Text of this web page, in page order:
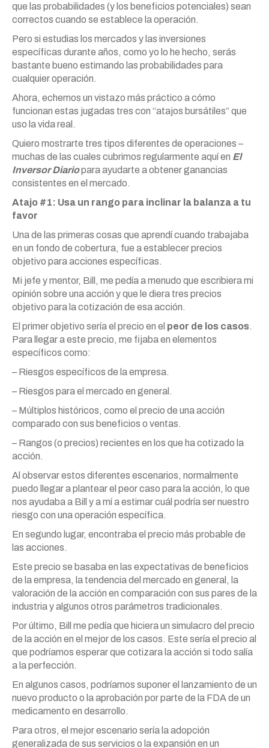
que las probabilidades (y los beneficios potenciales) sean
correctos cuando se establece la operación.
Pero si estudias los mercados y las inversiones
específicas durante años, como yo lo he hecho, serás
bastante bueno estimando las probabilidades para
cualquier operación.
Ahora, echemos un vistazo más práctico a cómo
funcionan estas jugadas tres con “atajos bursátiles” que
uso la vida real.
Quiero mostrarte tres tipos diferentes de operaciones –
muchas de las cuales cubrimos regularmente aquí en El
Inversor Diariopara ayudarte a obtener ganancias
consistentes en el mercado.
Atajo #1: Usa un rango para inclinar la balanza a tu
favor
Una de las primeras cosas que aprendí cuando trabajaba
en un fondo de cobertura, fue a establecer precios
objetivo para acciones específicas.
Mi jefe y mentor, Bill, me pedía a menudo que escribiera mi
opinión sobre una acción y que le diera tres precios
objetivo para la cotización de esa acción.
El primer objetivo sería el precio en el peor de los casos.
Para llegar a este precio, me fijaba en elementos
específicos como:
– Riesgos específicos de la empresa.
– Riesgos para el mercado en general.
– Múltiplos históricos, como el precio de una acción
comparado con sus beneficios o ventas.
– Rangos (o precios) recientes en los que ha cotizado la
acción.
Al observar estos diferentes escenarios, normalmente
puedo llegar a plantear el peor caso para la acción, lo que
nos ayudaba a Bill y a mí a estimar cuál podría ser nuestro
riesgo con una operación específica.
En segundo lugar, encontraba el precio más probable de
las acciones.
Este precio se basaba en las expectativas de beneficios
de la empresa, la tendencia del mercado en general, la
valoración de la acción en comparación con sus pares de la
industria y algunos otros parámetros tradicionales.
Por último, Bill me pedía que hiciera un simulacro del precio
de la acción en el mejor de los casos. Este sería el precio al
que podríamos esperar que cotizara la acción si todo salía
a la perfección.
En algunos casos, podríamos suponer el lanzamiento de un
nuevo producto o la aprobación por parte de la FDA de un
medicamento en desarrollo.
Para otros, el mejor escenario sería la adopción
generalizada de sus servicios o la expansión en un